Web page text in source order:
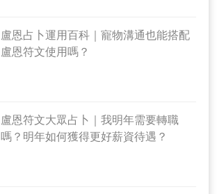
盧恩占卜運用百科｜寵物溝通也能搭配
盧恩符文使用嗎？
盧恩符文大眾占卜｜我明年需要轉職
嗎？明年如何獲得更好薪資待遇？